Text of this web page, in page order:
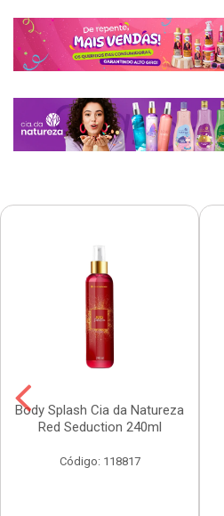
Body Splash Cia da Natureza
Red Seduction 240ml
Código: 118817